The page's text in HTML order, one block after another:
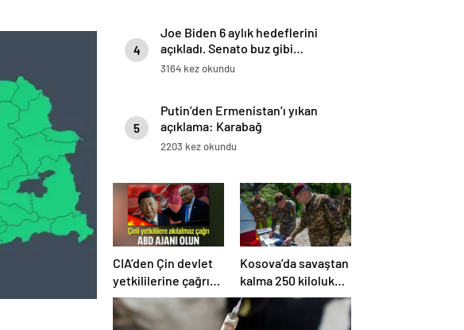
4
Joe Biden 6 aylık hedeflerini
açıkladı. Senato buz gibi…
3164 kez okundu
5
Putin’den Ermenistan’ı yıkan
açıklama: Karabağ
Azerbaycan’ın ayrılmaz bir
2203 kez okundu
CIA’den Çin devlet
yetkililerine çağrı:
ABD ajanı olun
Kosova’da savaştan
kalma 250 kiloluk
bomba imha edildi